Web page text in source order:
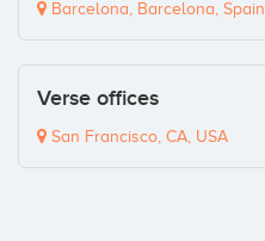
Barcelona, Barcelona, Spain
Verse offices
San Francisco, CA, USA